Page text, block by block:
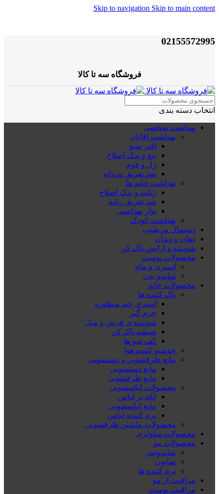
Skip to navigation Skip to main content
02155572995
فروشگاه سه تا کالا
انتخاب دسته بندی
بهداشت شخصی
بهداشت اقایان
افتر شیو
تیغ و یدک اصلاح
ژل و فوم
ضد تعریق مردانه
بهداشت خانم ها
ژیلت و یدک اصلاح
ضد تعریق زنانه
نوار بهداشتی
بهداشت کودک
دستمال مرطوب
دهان و دندان
شوینده و ارایش پاک کن
محصولات پوست
اسپری و مام
شامپو بدن
محصولات خانه
پاک کننده ها
اسپری چند منظوره
جرم گیر
شوینده ی فرش و مبل
شیشه پاک کن
کف شو ها
خوشبو کننده هوا
مایع ظرفشویی و دستشویی
مایع دستشویی
مایع ظرفشویی
محصولات لباسشویی
لکه بر لباس
مایع لباسشویی
نرم کننده لباس
محصولات ماشین ظرفشویی
محصولات سلولزی
محصولات مو
شامپوسر
صابون
نرم کننده ها
مراقبت از مو
مراقبت پوست